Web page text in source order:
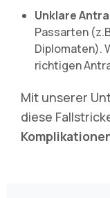
Unklare
Passarten
Diplomaten).
richtigen
Mit unserer
diese